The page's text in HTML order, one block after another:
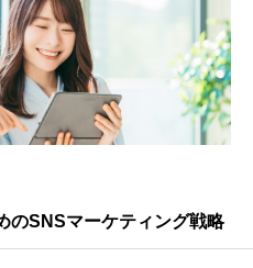
のSNSマーケティング戦略